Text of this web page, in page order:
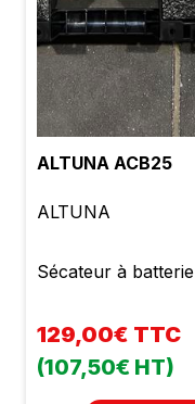
ALTUNA ACB25
ALTUNA
Sécateur à batterie
129,00€ TTC
(107,50€ HT)